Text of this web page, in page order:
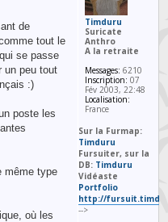
de
tout le
se passe
un peu tout
:)
poste les
même type
où les
Timduru
Suricate
Anthro
A la retraite
Messages: 6210
Inscription: 07
Fév 2003, 22:48
Localisation:
France
Sur la Furmap:
Timduru
Fursuiter, sur la
DB: Timduru
Vidéaste
Portfolio
http://
-->